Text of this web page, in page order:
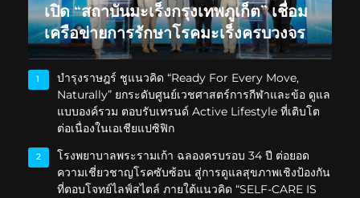
เปิด “สถาบันมะเร็งกรุงเทพภูเก็ต” เชื่อม
เครือข่ายการรักษาโรคมะเร็งครบวงจร
1
บำรุงราษฎร์ ชูแนวคิด “Ready For Every Move,
Naturally” ยกระดับศูนย์เวชศาสตร์การกีฬาและข้อ ดูแล
แบบองค์รวม ตอบรับเทรนด์ Active Lifestyle ที่เติบโต
ต่อเนื่องในเอเชียแปซิฟิก
2
โรงพยาบาลพระรามเก้า ฉลองครบรอบ 34 ปี ต่อยอด
ความเชี่ยวชาญโรคซับซ้อน สู่การดูแลสุขภาพเชิงป้องกัน
ที่ตอบโจทย์ไลฟ์สไตล์ ภายใต้แนวคิด “SELF-CARE IS